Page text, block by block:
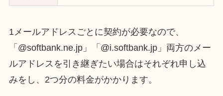
1メールアドレスごとに契約が必要なので、
「@softbank.ne.jp」「@i.softbank.jp」両方のメー
ルアドレスを引き継ぎたい場合はそれぞれ申し込
みをし、2つ分の料金がかかります。